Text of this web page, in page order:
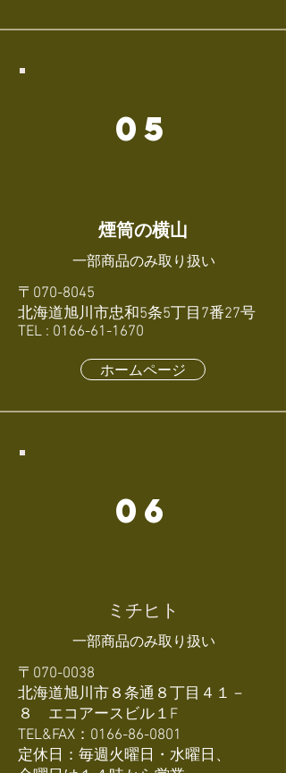
05
煙筒の横山
​一部商品のみ取り扱い
〒070-8045
北海道旭川市忠和5条5丁目7番27号
TEL : 0166-61-1670
ホームページ
06
​ミチヒト
​一部商品のみ取り扱い
〒070-0038
北海道旭川市８条通８丁目４１－
８ エコアースビル１F
TEL&FAX：0166-86-0801
定休日：毎週火曜日・水曜日、